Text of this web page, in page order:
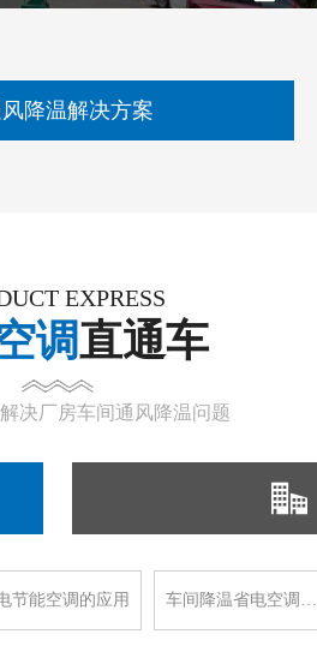
降温解决方案
EXPRESS
调直通车
决厂房车间通风降温问题
节能空调的应用 车间降温省电空调…